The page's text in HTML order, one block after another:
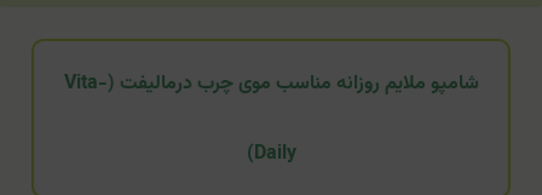
شامپو ملایم روزانه مناسب موی چرب درمالیفت (Vita-
Daily)